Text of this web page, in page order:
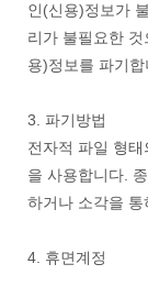
인(신용)정보가
리가 불필요한
용)정보를 파기합
3. 파기방법
전자적 파일 형
을 사용합니다.
하거나 소각을
4. 휴면계정